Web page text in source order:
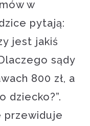
w
pytają:
jest jakiś
sądy
800 zł, a
dziecko?”.
przewiduje